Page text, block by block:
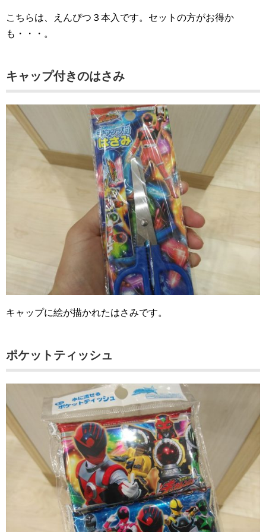
こちらは、えんぴつ３本入です。セットの方がお得か
も・・・。
キャップ付きのはさみ
キャップに絵が描かれたはさみです。
ポケットティッシュ